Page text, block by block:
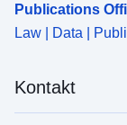
Publications
Law | Data |
Kontakt